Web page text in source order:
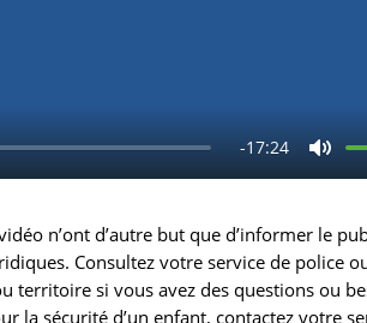
-17:24
C
u
p
n’ont d’autre but que d’informer le
Consultez votre service de police
territoire si vous avez des questions ou
la sécurité d’un enfant, contactez votre